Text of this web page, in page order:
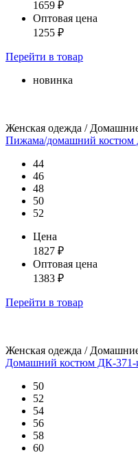
1659 ₽
Оптовая цена
1255 ₽
Перейти в товар
новинка
Женская одежда /
Пижама/домашний костюм
44
46
48
50
52
Цена
1827 ₽
Оптовая цена
1383 ₽
Перейти в товар
Женская одежда /
Домашний костюм ДК-371-
50
52
54
56
58
60